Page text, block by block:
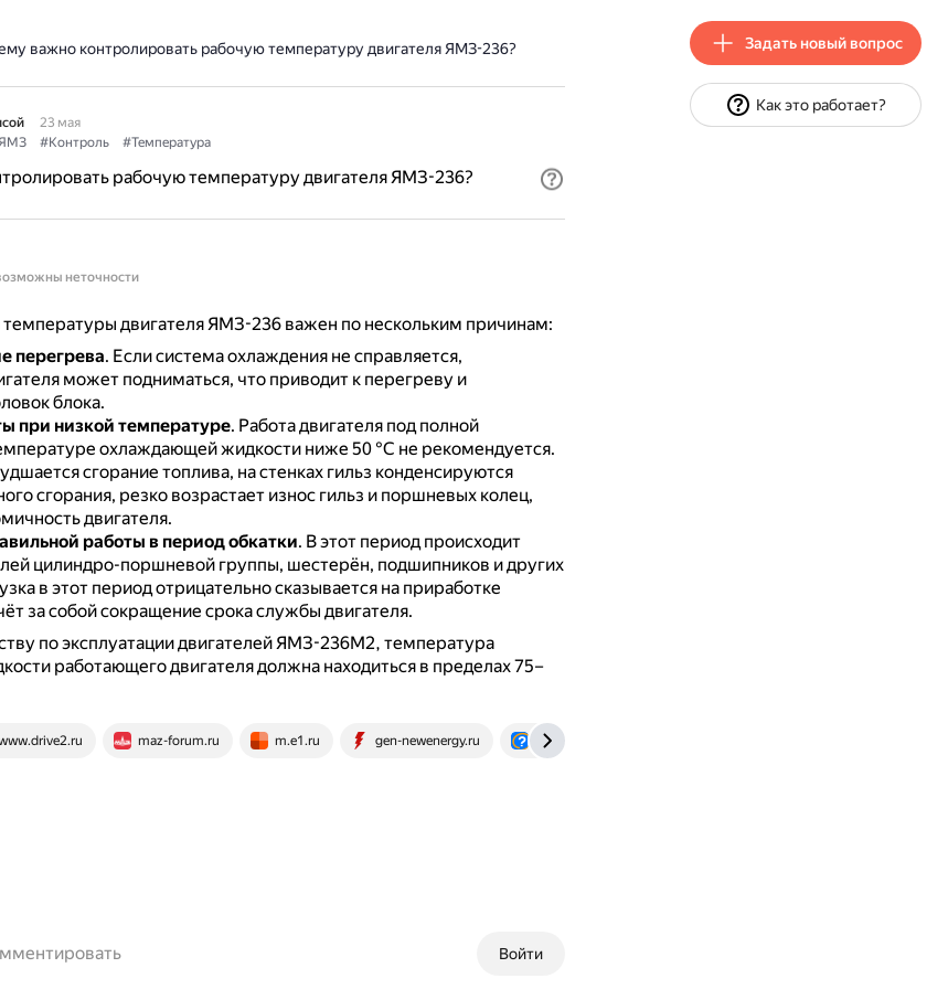
важно контролировать рабочую температуру двигателя ЯМЗ-236?
23 мая
#Контроль #Температура
рабочую температуру двигателя ЯМЗ-236?
неточности
температуры двигателя ЯМЗ-236 важен по нескольким причинам:
перегрева. Если система охлаждения не справляется,
может подниматься, что приводит к перегреву и
блока.
при низкой температуре. Работа двигателя под полной
охлаждающей жидкости ниже 50 °С не рекомендуется.
сгорание топлива, на стенках гильз конденсируются
сгорания, резко возрастает износ гильз и поршневых колец,
двигателя.
работы в период обкатки. В этот период происходит
цилиндро-поршневой группы, шестерён, подшипников и других
в этот период отрицательно сказывается на приработке
за собой сокращение срока службы двигателя.
по эксплуатации двигателей ЯМЗ-236М2, температура
работающего двигателя должна находиться в пределах 75–
maz-forum.ru m.e1.ru gen-newenergy.ru otvet.mail.ru
Войти
Задать новый вопрос
Как это работает?